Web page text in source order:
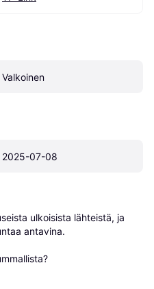
Valkoinen
2025-07-08
ulkoisista lähteistä, ja
antavina.